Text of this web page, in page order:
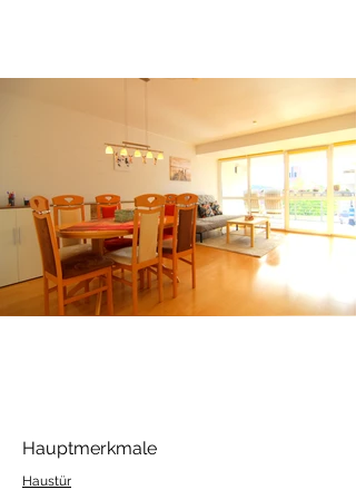
Hauptmerkmale
Haustür